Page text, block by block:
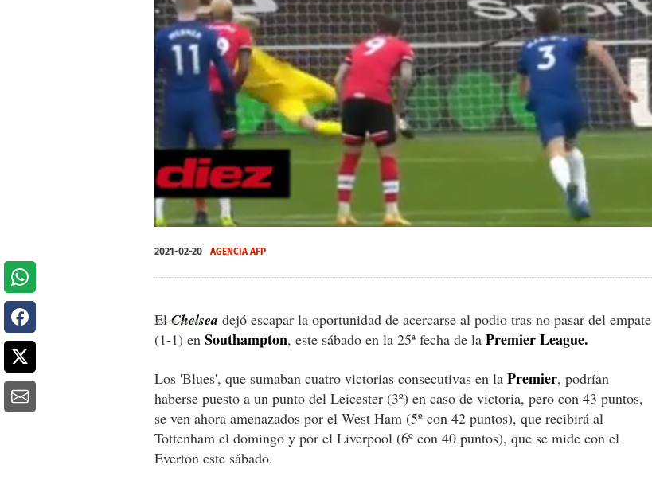
of
48
2021-02-20 AGENCIA AFP
ElChelsea dejó escapar la oportunidad de acercarse al podio tras no pasar del empate
(1-1) en Southampton, este sábado en la 25ª fecha de la Premier League.
Los 'Blues', que sumaban cuatro victorias consecutivas en la Premier, podrían
haberse puesto a un punto del Leicester (3º) en caso de victoria, pero con 43 puntos,
se ven ahora amenazados por el West Ham (5º con 42 puntos), que recibirá al
Tottenham el domingo y por el Liverpool (6º con 40 puntos), que se mide con el
Everton este sábado.